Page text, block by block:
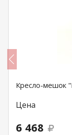
Кресло-мешок
Цена
6 468